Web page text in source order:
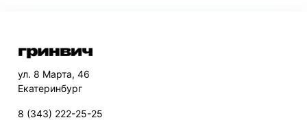
ул. 8 Марта, 46
Екатеринбург
8 (343) 222-25-25